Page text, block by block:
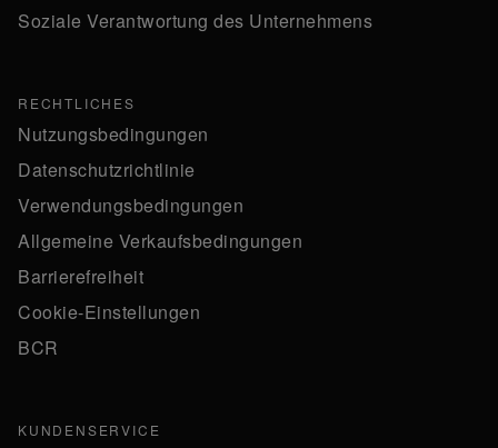
Soziale Verantwortung des Unternehmens
RECHTLICHES
Nutzungsbedingungen
Datenschutzrichtlinie
Verwendungsbedingungen
Allgemeine Verkaufsbedingungen
Barrierefreiheit
Cookie-Einstellungen
BCR
KUNDENSERVICE